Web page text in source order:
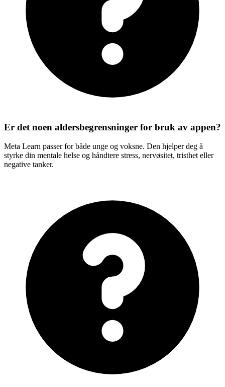
Er det noen aldersbegrensninger for bruk av appen?
Meta Learn passer for både unge og voksne. Den hjelper deg å
styrke din mentale helse og håndtere stress, nervøsitet, tristhet eller
negative tanker.